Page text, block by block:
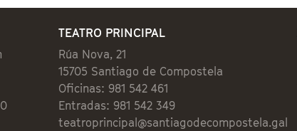
TEATRO PRINCIPAL
Rúa Nova, 21
15705 Santiago de Compostela
Oficinas: 981 542 461
Entradas: 981 542 349
teatroprincipal@santiagodecompostela.gal